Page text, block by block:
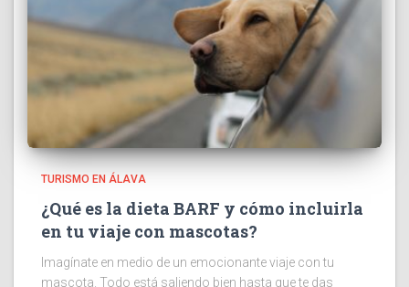
TURISMO EN ÁLAVA
¿Qué es la dieta BARF y cómo incluirla
en tu viaje con mascotas?
Imagínate en medio de un emocionante viaje con tu
mascota. Todo está saliendo bien hasta que te das